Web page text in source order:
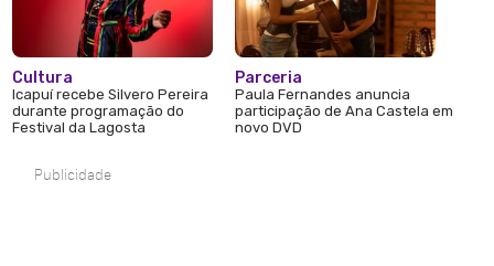
Cultura
Icapuí recebe Silvero Pereira
durante programação do
Festival da Lagosta
Parceria
Paula Fernandes anuncia
participação de Ana Castela em
novo DVD
Publicidade